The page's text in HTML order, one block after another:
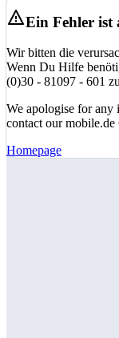
Ein Fehler ist
Wir bitten die
Wenn Du Hilfe
(0)30 - 81097 - 601
We apologise for any
contact our
Homepage